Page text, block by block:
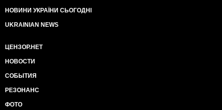
НОВИНИ УКРАЇНИ СЬОГОДНІ
UKRAINIAN NEWS
ЦЕНЗОР.НЕТ
НОВОСТИ
СОБЫТИЯ
РЕЗОНАНС
ФОТО